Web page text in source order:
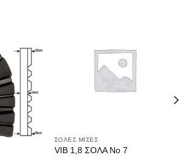
ΣΟΛΕΣ ΜΙΣΕΣ
VIB 1,8 ΣΟΛΑ Νο 7